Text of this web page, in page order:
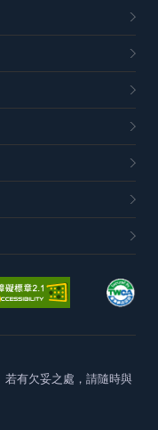
若有欠妥之處，請隨時與